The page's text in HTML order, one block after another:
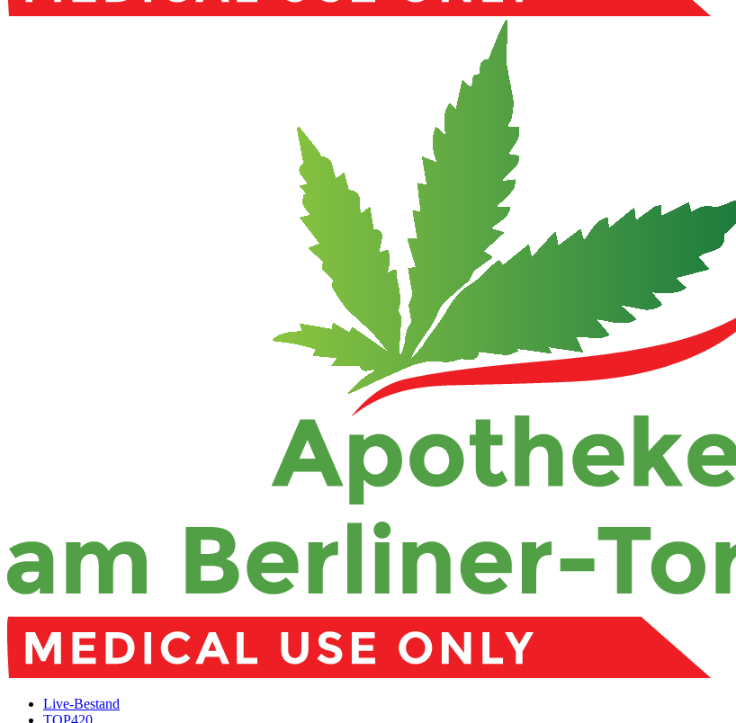
Live-Bestand
TOP420